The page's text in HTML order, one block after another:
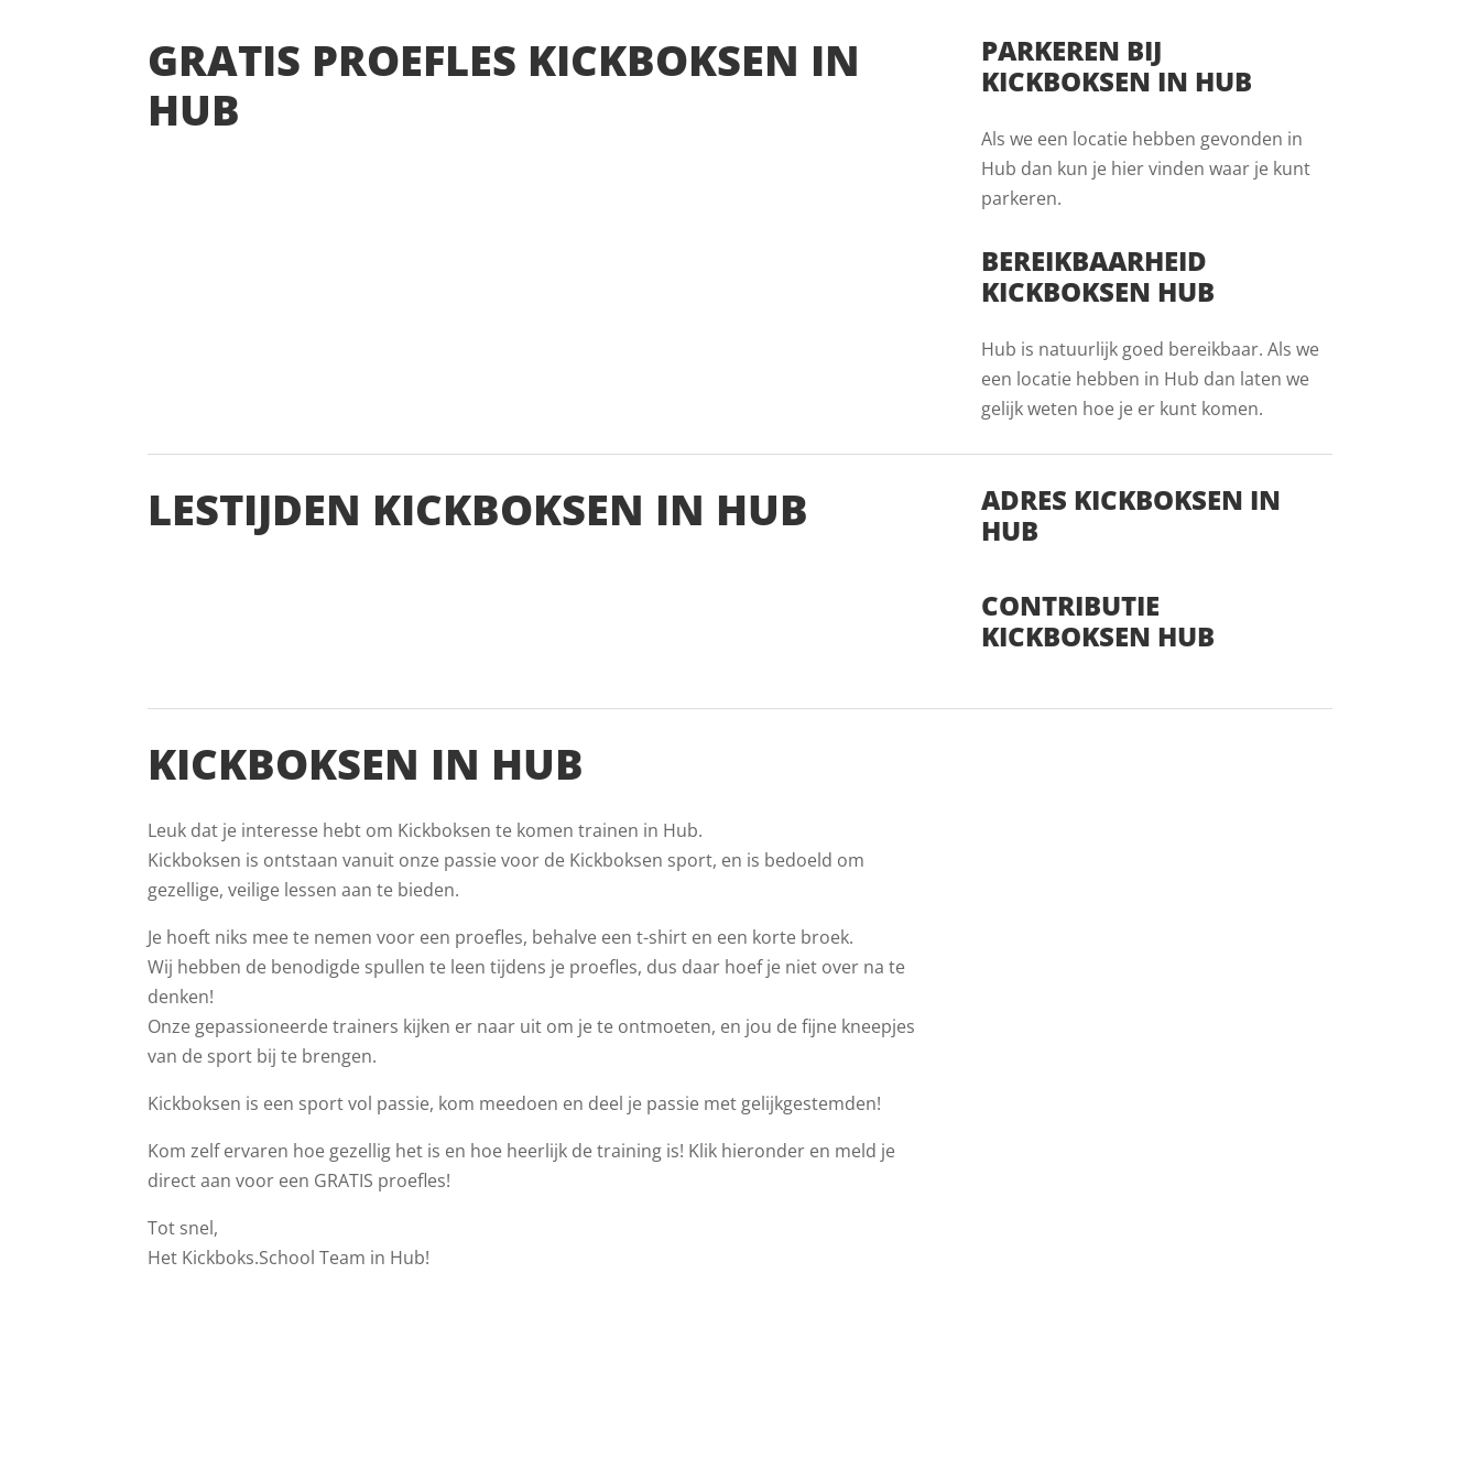
GRATIS PROEFLES KICKBOKSEN IN
HUB
PARKEREN BIJ
KICKBOKSEN IN HUB
Als we een locatie hebben gevonden in
Hub dan kun je hier vinden waar je kunt
parkeren.
BEREIKBAARHEID
KICKBOKSEN HUB
Hub is natuurlijk goed bereikbaar. Als we
een locatie hebben in Hub dan laten we
gelijk weten hoe je er kunt komen.
LESTIJDEN KICKBOKSEN IN HUB
ADRES KICKBOKSEN IN
HUB
CONTRIBUTIE
KICKBOKSEN HUB
KICKBOKSEN IN HUB
Leuk dat je interesse hebt om Kickboksen te komen trainen in Hub.
Kickboksen is ontstaan vanuit onze passie voor de Kickboksen sport, en is bedoeld om
gezellige, veilige lessen aan te bieden.
Je hoeft niks mee te nemen voor een proefles, behalve een t-shirt en een korte broek.
Wij hebben de benodigde spullen te leen tijdens je proefles, dus daar hoef je niet over na te
denken!
Onze gepassioneerde trainers kijken er naar uit om je te ontmoeten, en jou de fijne kneepjes
van de sport bij te brengen.
Kickboksen is een sport vol passie, kom meedoen en deel je passie met gelijkgestemden!
Kom zelf ervaren hoe gezellig het is en hoe heerlijk de training is! Klik hieronder en meld je
direct aan voor een GRATIS proefles!
Tot snel,
Het Kickboks.School Team in Hub!